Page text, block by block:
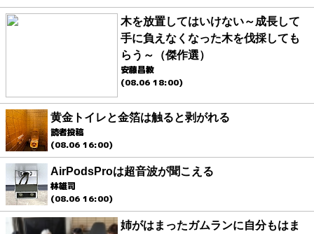
木を放置してはいけない～成長して
手に負えなくなった木を伐採しても
らう～（傑作選）
安藤昌教
(08.06 18:00)
黄金トイレと金箔は触ると剥がれる
読者投稿
(08.06 16:00)
AirPodsProは超音波が聞こえる
林雄司
(08.06 16:00)
姉がはまったガムランに自分もはま